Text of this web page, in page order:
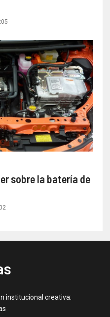
sobre la batería de
institucional creativa: